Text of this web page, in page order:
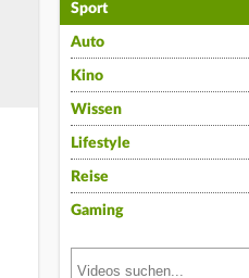
Sport
Auto
Kino
Wissen
Lifestyle
Reise
Gaming